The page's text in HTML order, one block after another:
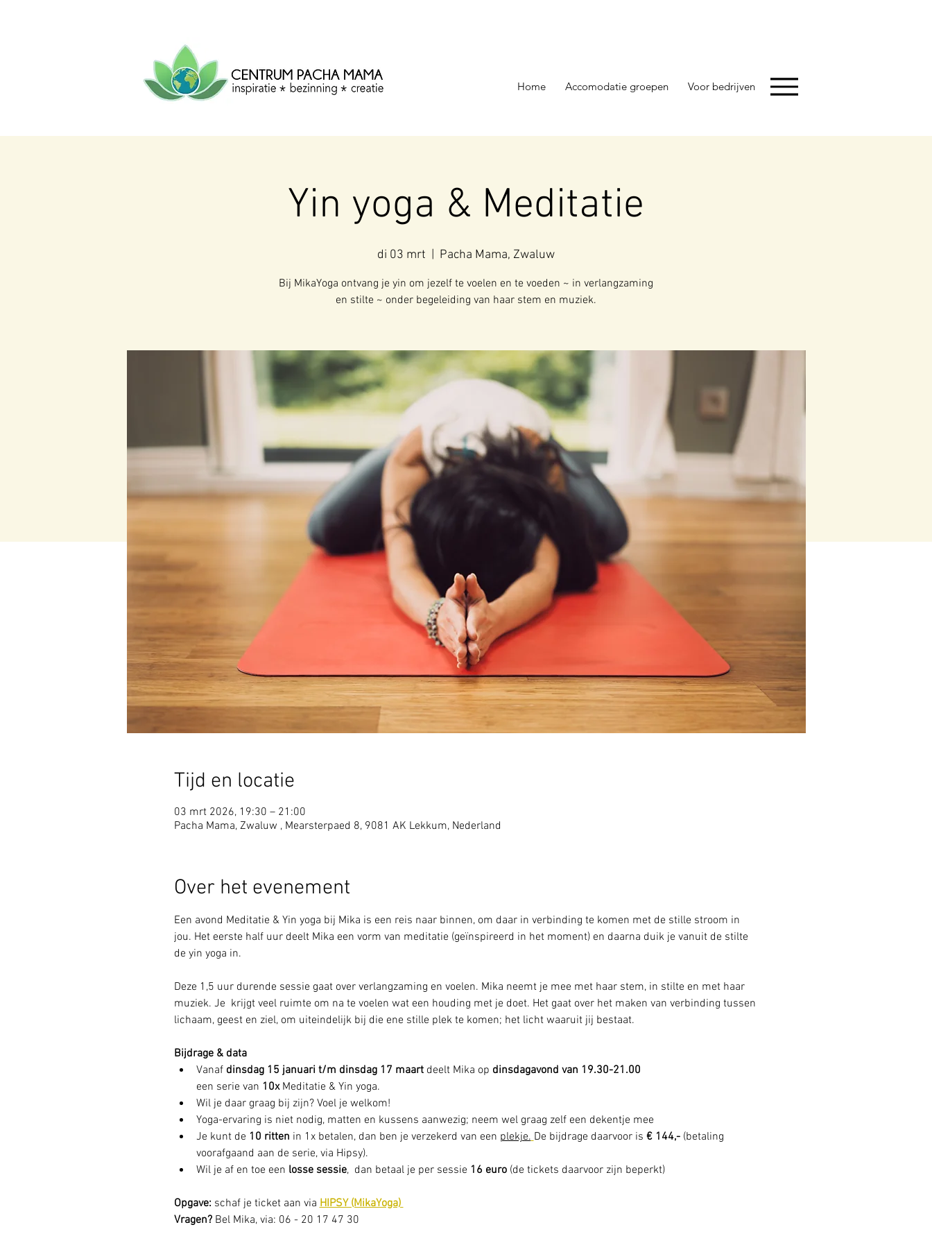
CENTRUM
PACHA
MAMA Centrum voor inspiratie, bezinning &
creatie.
Home Accomodatie groepen Voor bedrijven
Yin yoga & Meditatie
di 03 mrt Pacha Mama, Zwaluw
Bij MikaYoga ontvang je yin om jezelf te voelen en te voeden ~ in verlangzaming
en stilte ~ onder begeleiding van haar stem en muziek.
Tijd en locatie
03 mrt 2026, 19:30 – 21:00
Pacha Mama, Zwaluw , Mearsterpaed 8, 9081 AK Lekkum, Nederland
Over het evenement
Een avond Meditatie & Yin yoga bij Mika is een reis naar binnen, om daar in verbinding te komen met de stille stroom in
jou. Het eerste half uur deelt Mika een vorm van meditatie (geïnspireerd in het moment) en daarna duik je vanuit de stilte
de yin yoga in.
Deze 1,5 uur durende sessie gaat over verlangzaming en voelen. Mika neemt je mee met haar stem, in stilte en met haar
muziek. Je  krijgt veel ruimte om na te voelen wat een houding met je doet. Het gaat over het maken van verbinding tussen
lichaam, geest en ziel, om uiteindelijk bij die ene stille plek te komen; het licht waaruit jij bestaat.
Bijdrage & data
Vanaf dinsdag 15 januari t/m dinsdag 17 maart deelt Mika op dinsdagavond van 19.30-21.00
een serie van 10x Meditatie & Yin yoga.
Wil je daar graag bij zijn? Voel je welkom!
Yoga-ervaring is niet nodig, matten en kussens aanwezig; neem wel graag zelf een dekentje mee
Je kunt de 10 ritten in 1x betalen, dan ben je verzekerd van een plekje. De bijdrage daarvoor is € 144,- (betaling
voorafgaand aan de serie, via Hipsy).
Wil je af en toe een losse sessie,  dan betaal je per sessie 16 euro (de tickets daarvoor zijn beperkt)
Opgave: schaf je ticket aan via HIPSY (MikaYoga)
Vragen? Bel Mika, via: 06 - 20 17 47 30